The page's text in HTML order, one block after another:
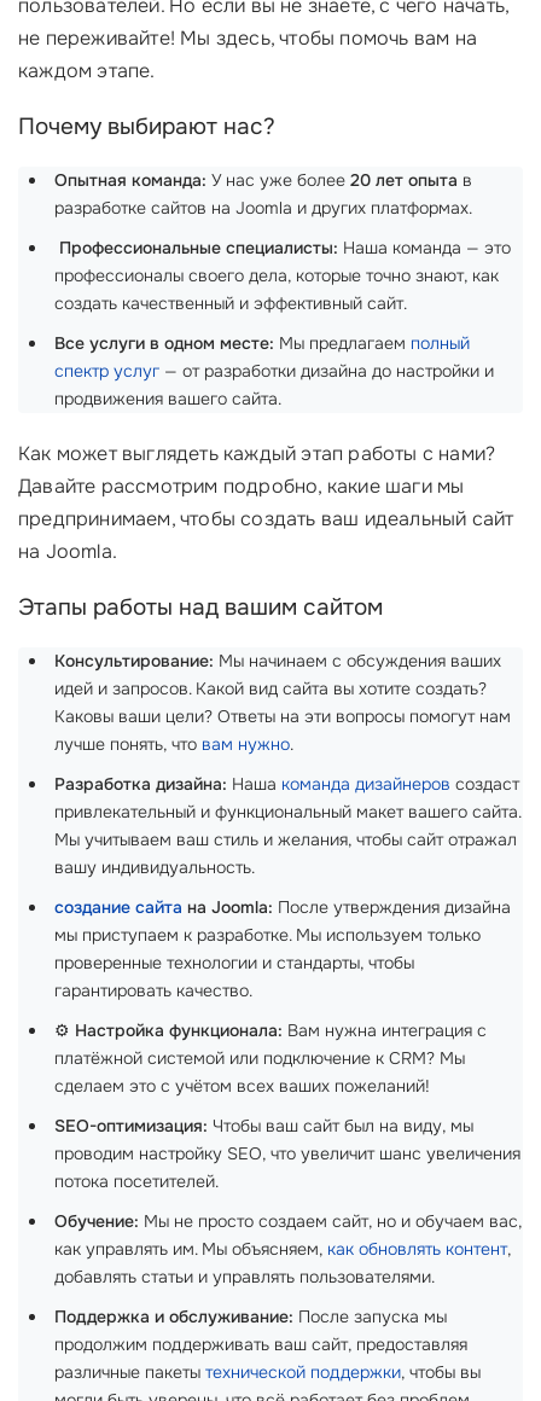
пользователей. Но если вы не знаете, с чего начать,
не переживайте! Мы здесь, чтобы помочь вам на
каждом этапе.
Почему выбирают нас?
Опытная команда: У нас уже более 20 лет опыта в
разработке сайтов на Joomla и других платформах.
Профессиональные специалисты: Наша команда — это
профессионалы своего дела, которые точно знают, как
создать качественный и эффективный сайт.
Все услуги в одном месте: Мы предлагаем полный
спектр услуг — от разработки дизайна до настройки и
продвижения вашего сайта.
Как может выглядеть каждый этап работы с нами?
Давайте рассмотрим подробно, какие шаги мы
предпринимаем, чтобы создать ваш идеальный сайт
на Joomla.
Этапы работы над вашим сайтом
Консультирование: Мы начинаем с обсуждения ваших
идей и запросов. Какой вид сайта вы хотите создать?
Каковы ваши цели? Ответы на эти вопросы помогут нам
лучше понять, что вам нужно.
Разработка дизайна: Наша команда дизайнеров создаст
привлекательный и функциональный макет вашего сайта.
Мы учитываем ваш стиль и желания, чтобы сайт отражал
вашу индивидуальность.
создание сайта на Joomla: После утверждения дизайна
мы приступаем к разработке. Мы используем только
проверенные технологии и стандарты, чтобы
гарантировать качество.
⚙️ Настройка функционала: Вам нужна интеграция с
платёжной системой или подключение к CRM? Мы
сделаем это с учётом всех ваших пожеланий!
SEO-оптимизация: Чтобы ваш сайт был на виду, мы
проводим настройку SEO, что увеличит шанс увеличения
потока посетителей.
Обучение: Мы не просто создаем сайт, но и обучаем вас,
как управлять им. Мы объясняем, как обновлять контент,
добавлять статьи и управлять пользователями.
Поддержка и обслуживание: После запуска мы
продолжим поддерживать ваш сайт, предоставляя
различные пакеты технической поддержки, чтобы вы